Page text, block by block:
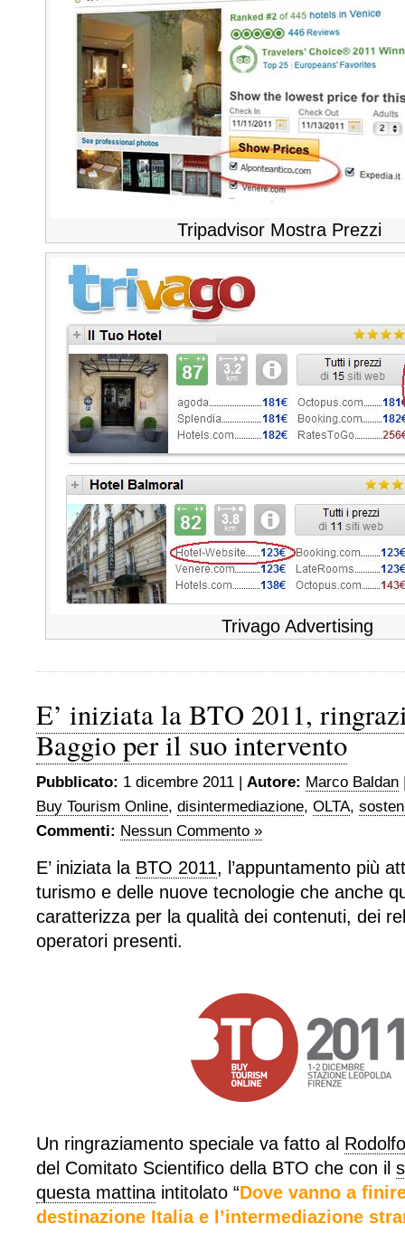
Tripadvisor Mostra Prezzi
Trivago Advertising
E’ iniziata la BTO 2011,
Baggio per il suo intervento
Pubblicato: 1 dicembre 2011 | Autore: Marco Baldan
Buy Tourism Online, disintermediazione, OLTA,
Commenti: Nessun Commento »
E’ iniziata la BTO 2011, l’appuntamento più
turismo e delle nuove tecnologie che anche
caratterizza per la qualità dei contenuti, dei
operatori presenti.
Un ringraziamento speciale va fatto al
del Comitato Scientifico della BTO che con il
questa mattina intitolato “Dove vanno a
destinazione Italia e l’intermediazione